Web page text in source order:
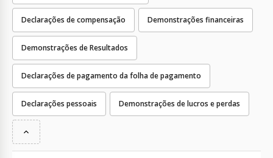
Declarações de compensação Demonstrações financeiras
Demonstrações de Resultados
Declarações de pagamento da folha de pagamento
Declarações pessoais Demonstrações de lucros e perdas